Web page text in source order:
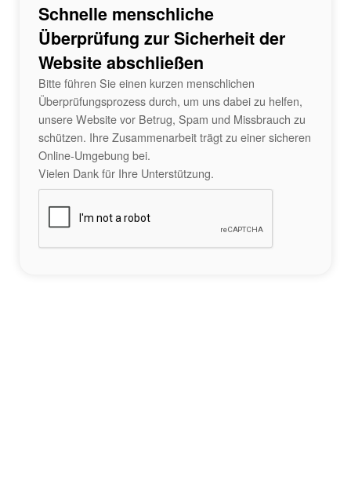
Schnelle menschliche
Überprüfung zur Sicherheit der
Website abschließen
Bitte führen Sie einen kurzen menschlichen
Überprüfungsprozess durch, um uns dabei zu helfen,
unsere Website vor Betrug, Spam und Missbrauch zu
schützen. Ihre Zusammenarbeit trägt zu einer sicheren
Online-Umgebung bei.
Vielen Dank für Ihre Unterstützung.